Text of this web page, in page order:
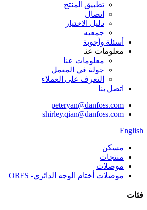
تطبيق المنتج
اتصال
دليل الاختيار
جمعيه
أسئلة وأجوبة
معلومات عنا
معلومات عنا
جولة في المعمل
التعرف على العملاء
اتصل بنا
peteryan@danfoss.com
shirley.qian@danfoss.com
English
مسكن
منتجات
موصلات
موصلات أختام الوجه الدائري- ORFS
فئات